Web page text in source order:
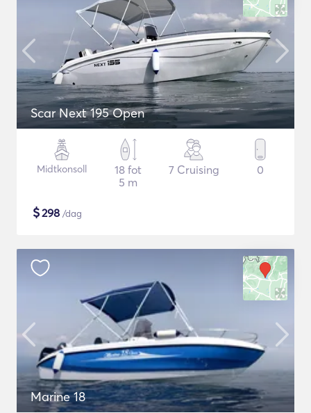
Scar Next 195 Open
Midtkonsoll
18 fot
5 m
7 Cruising 0
$298 /dag
Marine 18